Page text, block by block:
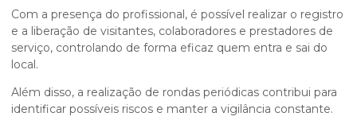
Com a presença do profissional, é possível realizar o registro
e a liberação de visitantes, colaboradores e prestadores de
serviço, controlando de forma eficaz quem entra e sai do
local.
Além disso, a realização de rondas periódicas contribui para
identificar possíveis riscos e manter a vigilância constante.